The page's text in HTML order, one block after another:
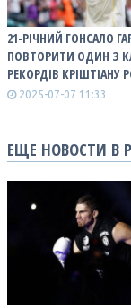
21-РІЧНИЙ ГОНСАЛО
ПОВТОРИТИ ОДИН З
РЕКОРДІВ КРІШТІАНУ
2025-07-07 11:33
ЕЩЕ НОВОСТИ В